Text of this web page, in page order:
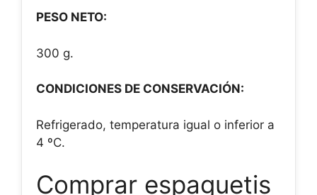
PESO NETO:
300 g.
CONDICIONES DE CONSERVACIÓN:
Refrigerado, temperatura igual o inferior a
4 ºC.
Comprar espaguetis